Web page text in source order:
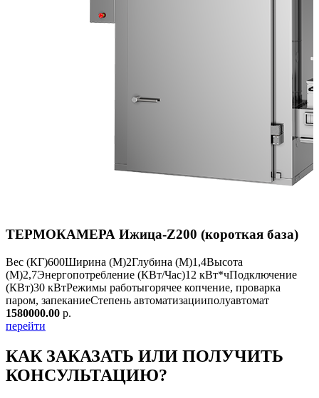
ТЕРМОКАМЕРА Ижица-Z200 (короткая база)
Вес (КГ)600Ширина (М)2Глубина (М)1,4Высота
(М)2,7Энергопотребление (КВт/Час)12 кВт*чПодключение
(КВт)30 кВтРежимы работыгорячее копчение, проварка
паром, запеканиеСтепень автоматизацииполуавтомат
1580000.00 р.
перейти
КАК ЗАКАЗАТЬ ИЛИ ПОЛУЧИТЬ
КОНСУЛЬТАЦИЮ?